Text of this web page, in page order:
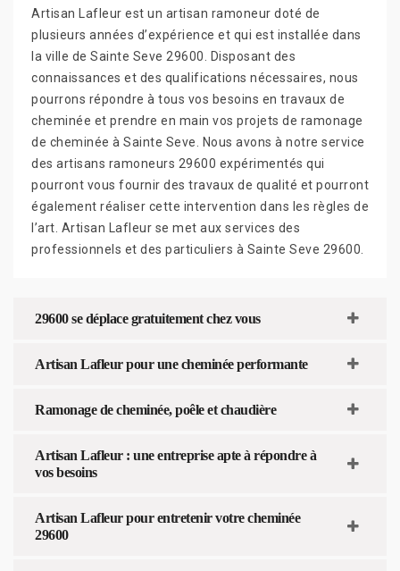
Artisan Lafleur est un artisan ramoneur doté de
plusieurs années d’expérience et qui est installée dans
la ville de Sainte Seve 29600. Disposant des
connaissances et des qualifications nécessaires, nous
pourrons répondre à tous vos besoins en travaux de
cheminée et prendre en main vos projets de ramonage
de cheminée à Sainte Seve. Nous avons à notre service
des artisans ramoneurs 29600 expérimentés qui
pourront vous fournir des travaux de qualité et pourront
également réaliser cette intervention dans les règles de
l’art. Artisan Lafleur se met aux services des
professionnels et des particuliers à Sainte Seve 29600.
29600 se déplace gratuitement chez vous
Artisan Lafleur pour une cheminée performante
Ramonage de cheminée, poêle et chaudière
Artisan Lafleur : une entreprise apte à répondre à
vos besoins
Artisan Lafleur pour entretenir votre cheminée
29600